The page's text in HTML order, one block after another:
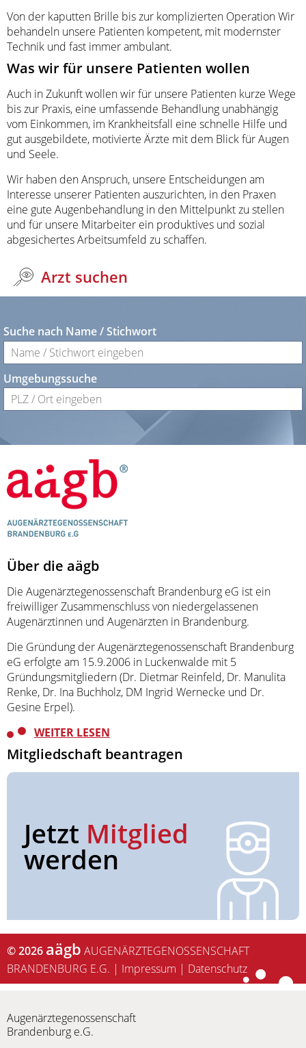
Von der kaputten Brille bis zur komplizierten Operation Wir
behandeln unsere Patienten kompetent, mit modernster
Technik und fast immer ambulant.
Was wir für unsere Patienten wollen
Auch in Zukunft wollen wir für unsere Patienten kurze Wege
bis zur Praxis, eine umfassende Behandlung unabhängig
vom Einkommen, im Krankheitsfall eine schnelle Hilfe und
gut ausgebildete, motivierte Ärzte mit dem Blick für Augen
und Seele.
Wir haben den Anspruch, unsere Entscheidungen am
Interesse unserer Patienten auszurichten, in den Praxen
eine gute Augenbehandlung in den Mittelpunkt zu stellen
und für unsere Mitarbeiter ein produktives und sozial
abgesichertes Arbeitsumfeld zu schaffen.
Arzt suchen
Suche nach Name / Stichwort
Umgebungssuche
Über die aägb
Die Augenärztegenossenschaft Brandenburg eG ist ein
freiwilliger Zusammenschluss von niedergelassenen
Augenärztinnen und Augenärzten in Brandenburg.
Die Gründung der Augenärztegenossenschaft Brandenburg
eG erfolgte am 15.9.2006 in Luckenwalde mit 5
Gründungsmitgliedern (Dr. Dietmar Reinfeld, Dr. Manulita
Renke, Dr. Ina Buchholz, DM Ingrid Wernecke und Dr.
Gesine Erpel).
WEITER LESEN
Mitgliedschaft beantragen
Jetzt Mitglied
werden
© 2026 aägb AUGENÄRZTEGENOSSENSCHAFT
BRANDENBURG E.G. | Impressum | Datenschutz
Augenärztegenossenschaft
Brandenburg e.G.